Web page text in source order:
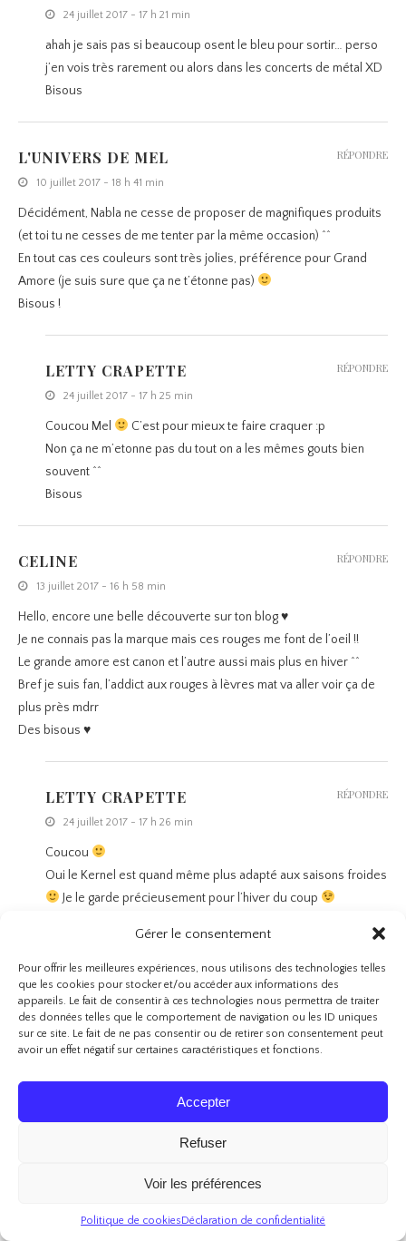
Gérer le consentement
Pour offrir les meilleures expériences, nous utilisons des technologies telles
que les cookies pour stocker et/ou accéder aux informations des
appareils. Le fait de consentir à ces technologies nous permettra de traiter
des données telles que le comportement de navigation ou les ID uniques
sur ce site. Le fait de ne pas consentir ou de retirer son consentement peut
avoir un effet négatif sur certaines caractéristiques et fonctions.
Accepter
Refuser
Voir les préférences
Politique de cookiesDéclaration de confidentialité
24 juillet 2017 - 17 h 21 min
ahah je sais pas si beaucoup osent le bleu pour sortir… perso
j’en vois très rarement ou alors dans les concerts de métal XD
Bisous
L'UNIVERS DE MEL
10 juillet 2017 - 18 h 41 min
Décidément, Nabla ne cesse de proposer de magnifiques produits
(et toi tu ne cesses de me tenter par la même occasion) ^^
En tout cas ces couleurs sont très jolies, préférence pour Grand
Amore (je suis sure que ça ne t’étonne pas)
Bisous !
RÉPONDRE
LETTY CRAPETTE
24 juillet 2017 - 17 h 25 min
Coucou Mel
C’est pour mieux te faire craquer :p
Non ça ne m’etonne pas du tout on a les mêmes gouts bien
souvent ^^
Bisous
RÉPONDRE
CELINE
13 juillet 2017 - 16 h 58 min
Hello, encore une belle découverte sur ton blog ♥
Je ne connais pas la marque mais ces rouges me font de l’oeil !!
Le grande amore est canon et l’autre aussi mais plus en hiver ^^
Bref je suis fan, l’addict aux rouges à lèvres mat va aller voir ça de
plus près mdrr
Des bisous ♥
RÉPONDRE
LETTY CRAPETTE
24 juillet 2017 - 17 h 26 min
Coucou
Oui le Kernel est quand même plus adapté aux saisons froides
Je le garde précieusement pour l’hiver du coup
RÉPONDRE
PAARADISE OF BEAUTY
13 juillet 2017 - 20 h 52 min
Coucou ma belle !
tu parles de Nabla j’ai envie de craquer. J’aime trop le packaging des
boites, il est trop sympa. Les couleurs sont superbes et te
RÉPONDRE